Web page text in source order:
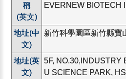
稱
(英文)
EVERNEW BIOTECH
地址(中
文)
新竹科學園區新竹縣寶
地址(英
文)
5F, NO.30,INDUSTRY
U SCIENCE PARK,